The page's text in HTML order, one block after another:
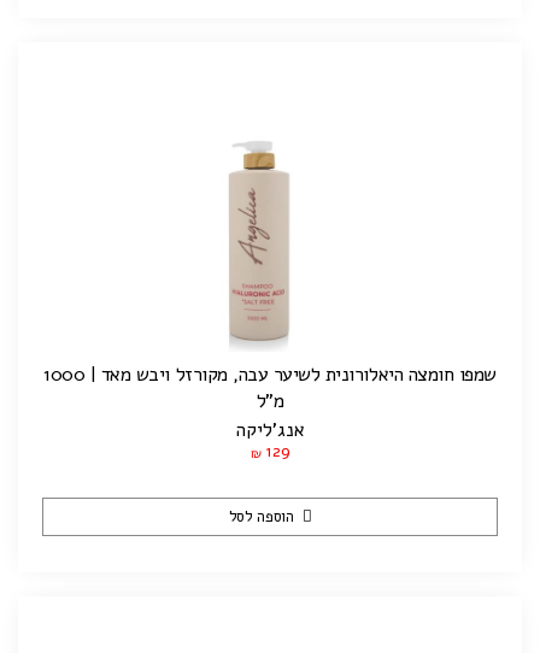
שמפו חומצה היאלורונית לשיער עבה, מקורזל ויבש מאד | 1000
מ"ל
אנג'ליקה
₪ 129
הוספה לסל